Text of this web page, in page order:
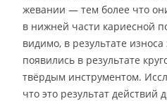
жевании — тем более что
в нижней части кариесной
видимо, в результате
появились в результате
твёрдым инструментом.
что это результат действий